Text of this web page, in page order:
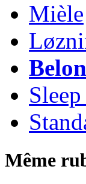
Mièle
Même